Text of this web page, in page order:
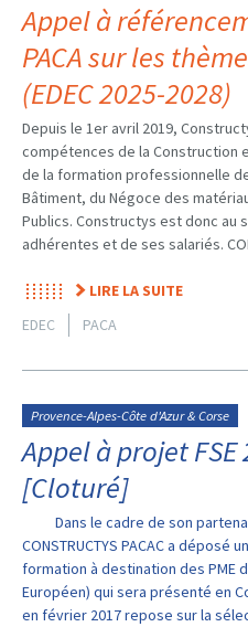
Appel à
PACA sur les
(EDEC 2025-2028)
Depuis le 1er avril 2019,
compétences de la Construction
de la formation professionnelle
Bâtiment, du Négoce des
Publics. Constructys est donc au
adhérentes et de ses salariés.
LIRE LA SUITE
EDEC
PACA
Provence-Alpes-Côte d'Azur & Corse
Appel à projet FSE
[Cloturé]
Dans le cadre de son
CONSTRUCTYS PACAC a
formation à destination des PME
Européen) qui sera présenté en
en février 2017 repose sur la